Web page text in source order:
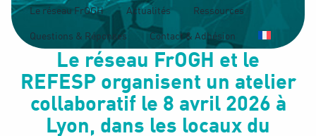
Le réseau FrOGH Actualités Ressources
Questions & Réponses Contact & Adhésion
Le réseau FrOGH et le
REFESP organisent un atelier
collaboratif le 8 avril 2026 à
Lyon, dans les locaux du